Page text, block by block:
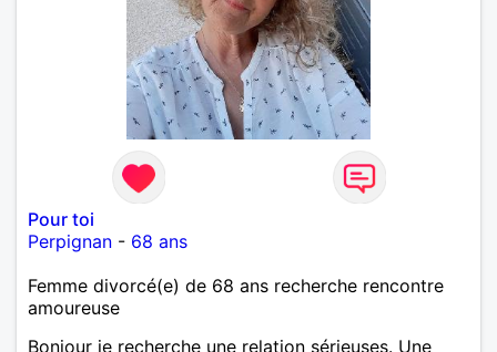
Pour toi
Perpignan - 68 ans
Femme divorcé(e) de 68 ans recherche rencontre
amoureuse
Bonjour je recherche une relation sérieuses. Une